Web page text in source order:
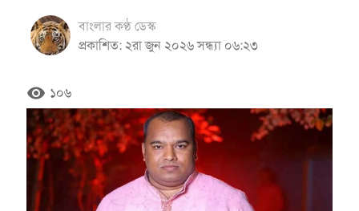
বাংলার কণ্ঠ ডেস্ক
প্রকাশিত: ২রা জুন ২০২৬ সন্ধ্যা ০৬:২৩
remove_red_eye ১০৬